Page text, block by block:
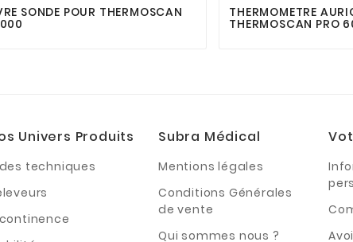
SONDE POUR THERMOSCAN THERMOMETRE
THERMOSCAN PRO
Univers Produits
techniques
Subra Médical
Mentions légales
Conditions Générales
de vente
Qui sommes nous ?